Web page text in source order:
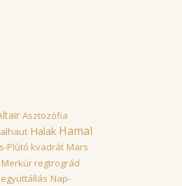
Asztozófia
Halak Hamal
Plútó kvadrát Mars
Merkúr regtrográd
Nap-